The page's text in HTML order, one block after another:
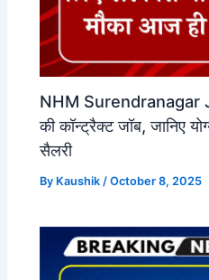
NHM Surendranagar
की कॉन्ट्रैक्ट जॉब, जानिए
सैलरी
By Kaushik/October 8, 2025